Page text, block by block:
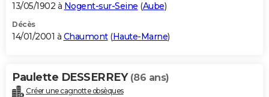
13/05/1902 à Nogent-sur-Seine (Aube)
Décès
14/01/2001 à Chaumont(Haute-Marne)
Paulette DESSERREY (86 ans)
Créer une cagnotte obsèques